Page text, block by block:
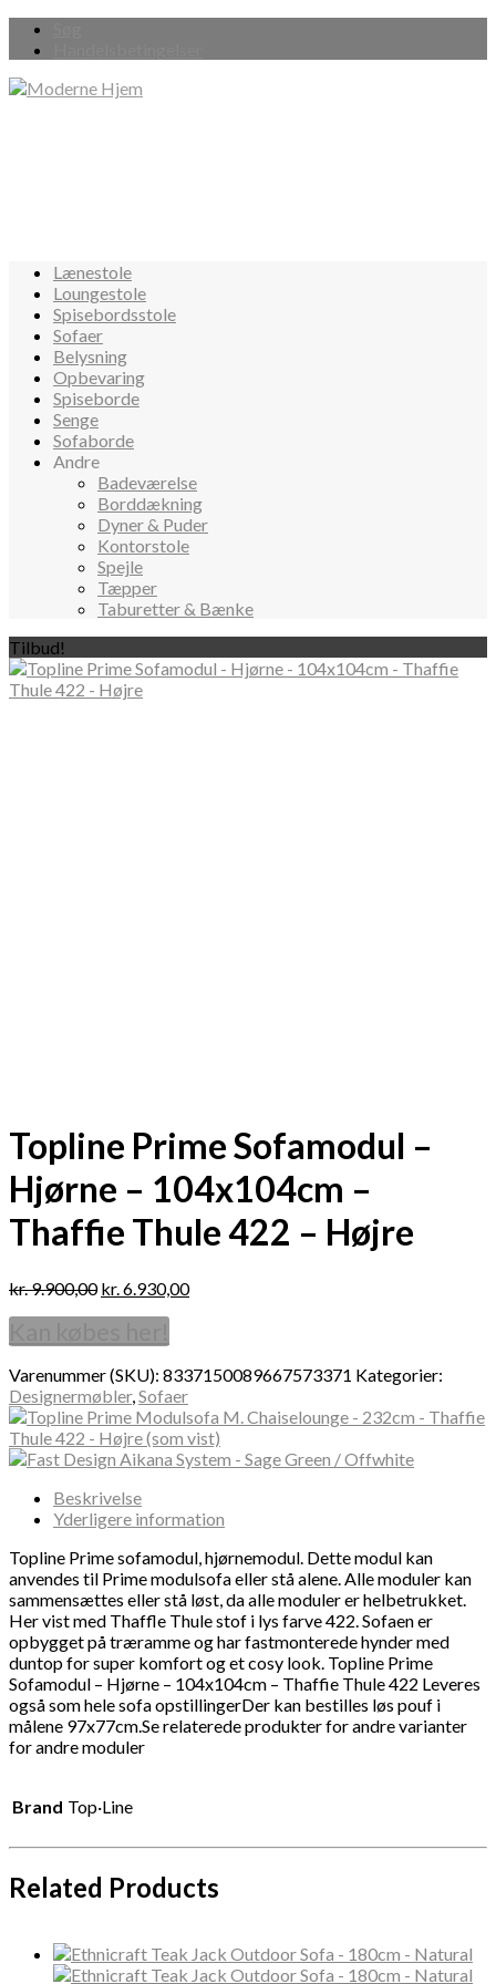
Lænestole
Loungestole
Spisebordsstole
Sofaer
Belysning
Opbevaring
Spiseborde
Senge
Sofaborde
Andre
Badeværelse
Borddækning
Dyner & Puder
Kontorstole
Spejle
Tæpper
Taburetter & Bænke
Tilbud!
Topline Prime Sofamodul –
Hjørne – 104x104cm –
Thaffie Thule 422 – Højre
kr.9.900,00 kr.6.930,00
Varenummer (SKU): 8337150089667573371 Kategorier:
Designermøbler,Sofaer
Beskrivelse
Yderligere information
Topline Prime sofamodul, hjørnemodul. Dette modul kan
anvendes til Prime modulsofa eller stå alene. Alle moduler kan
sammensættes eller stå løst, da alle moduler er helbetrukket.
Her vist med Thaffle Thule stof i lys farve 422. Sofaen er
opbygget på træramme og har fastmonterede hynder med
duntop for super komfort og et cosy look. Topline Prime
Sofamodul – Hjørne – 104x104cm – Thaffie Thule 422 Leveres
også som hele sofa opstillingerDer kan bestilles løs pouf i
målene 97x77cm.Se relaterede produkter for andre varianter
for andre moduler
Brand Top·Line
Related Products